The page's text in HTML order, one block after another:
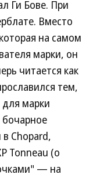
Ги Бове. При
Вместо
на самом
марки, он
читается как
тем,
марки
Chopard,
Tonneau (о
— на